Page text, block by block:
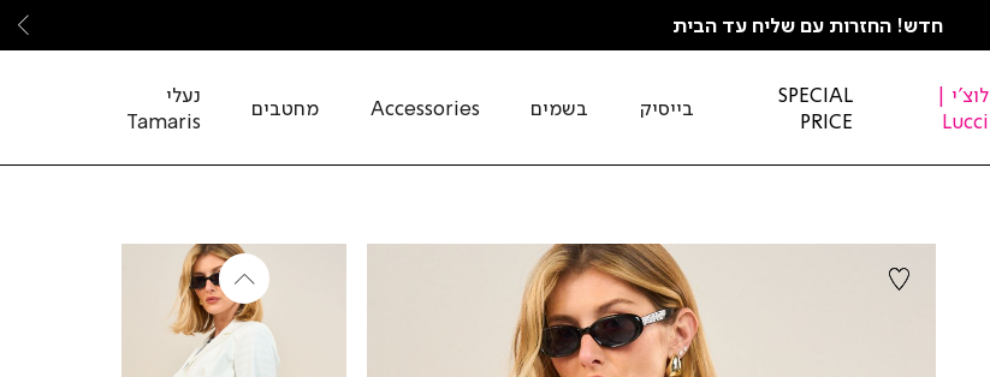
חדש! החזרות עם שליח עד הבית
לוצ'י |
Lucci
SPECIAL
PRICE
בייסיק בשמים Accessories מחטבים
נעלי
Tamaris